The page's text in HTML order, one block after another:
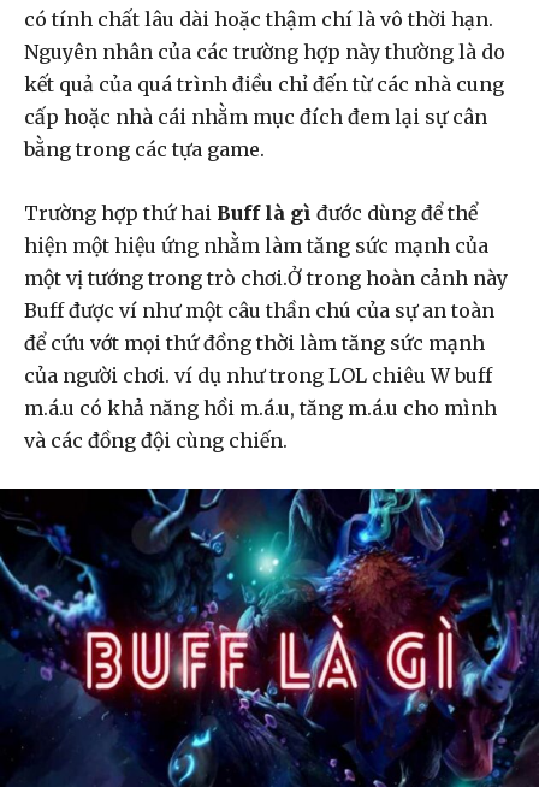
có tính chất lâu dài hoặc thậm chí là vô thời hạn.
Nguyên nhân của các trường hợp này thường là do
kết quả của quá trình điều chỉ đến từ các nhà cung
cấp hoặc nhà cái nhằm mục đích đem lại sự cân
bằng trong các tựa game.
Trường hợp thứ hai Buff là gì đước dùng để thể
hiện một hiệu ứng nhằm làm tăng sức mạnh của
một vị tướng trong trò chơi.Ở trong hoàn cảnh này
Buff được ví như một câu thần chú của sự an toàn
để cứu vớt mọi thứ đồng thời làm tăng sức mạnh
của người chơi. ví dụ như trong LOL chiêu W buff
m.á.u có khả năng hồi m.á.u, tăng m.á.u cho mình
và các đồng đội cùng chiến.